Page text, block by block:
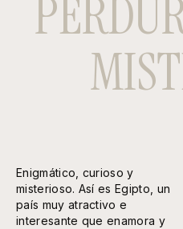
Enigmático, curioso y
misterioso. Así es Egipto, un
país muy atractivo e
interesante que enamora y